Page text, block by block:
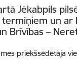
Jēkabpils
un ar
Brīvības –
priekšsēdētāja